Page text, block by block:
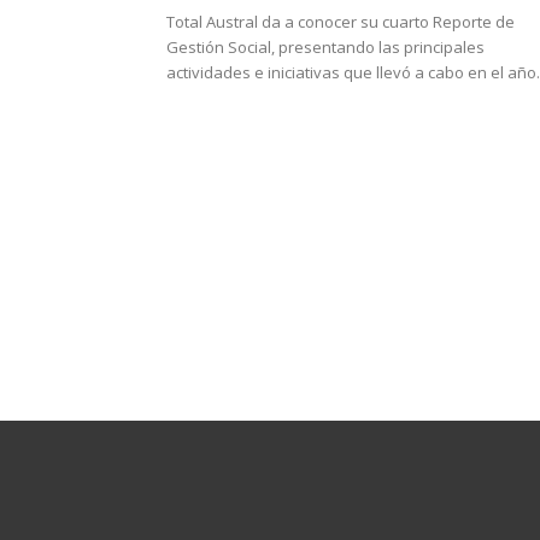
Total Austral da a conocer su cuarto Reporte de
Gestión Social, presentando las principales
actividades e iniciativas que llevó a cabo en el